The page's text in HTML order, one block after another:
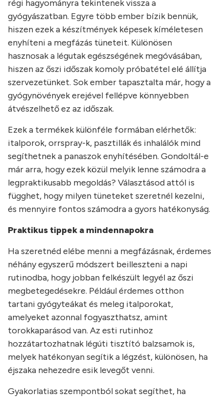
régi hagyományra tekintenek vissza a
gyógyászatban. Egyre több ember bízik bennük,
hiszen ezek a készítmények képesek kíméletesen
enyhíteni a megfázás tüneteit. Különösen
hasznosak a légutak egészségének megóvásában,
hiszen az őszi időszak komoly próbatétel elé állítja
szervezetünket. Sok ember tapasztalta már, hogy a
gyógynövények erejével fellépve könnyebben
átvészelhető ez az időszak.
Ezek a termékek különféle formában elérhetők:
italporok, orrspray-k, pasztillák és inhalálók mind
segíthetnek a panaszok enyhítésében. Gondoltál-e
már arra, hogy ezek közül melyik lenne számodra a
legpraktikusabb megoldás? Választásod attól is
függhet, hogy milyen tüneteket szeretnél kezelni,
és mennyire fontos számodra a gyors hatékonyság.
Praktikus tippek a mindennapokra
Ha szeretnéd elébe menni a megfázásnak, érdemes
néhány egyszerű módszert beilleszteni a napi
rutinodba, hogy jobban felkészült legyél az őszi
megbetegedésekre. Például érdemes otthon
tartani gyógyteákat és meleg italporokat,
amelyeket azonnal fogyaszthatsz, amint
torokkaparásod van. Az esti rutinhoz
hozzátartozhatnak légúti tisztító balzsamok is,
melyek hatékonyan segítik a légzést, különösen, ha
éjszaka nehezedre esik levegőt venni.
Gyakorlatias szempontból sokat segíthet, ha